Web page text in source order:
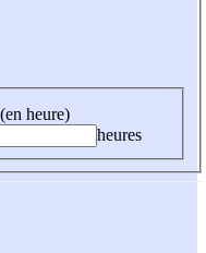
heure)
heures